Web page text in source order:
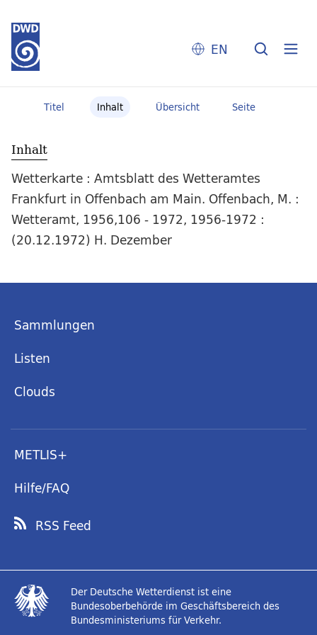
EN
Titel Inhalt Übersicht Seite
Inhalt
Wetterkarte : Amtsblatt des Wetteramtes
Frankfurt in Offenbach am Main. Offenbach, M. :
Wetteramt, 1956,106 - 1972, 1956-1972 :
(20.12.1972) H. Dezember
Sammlungen
Listen
Clouds
METLIS+
Hilfe/FAQ
RSS Feed
Der Deutsche Wetterdienst ist eine
Bundesoberbehörde im Geschäftsbereich des
Bundesministeriums für Verkehr.